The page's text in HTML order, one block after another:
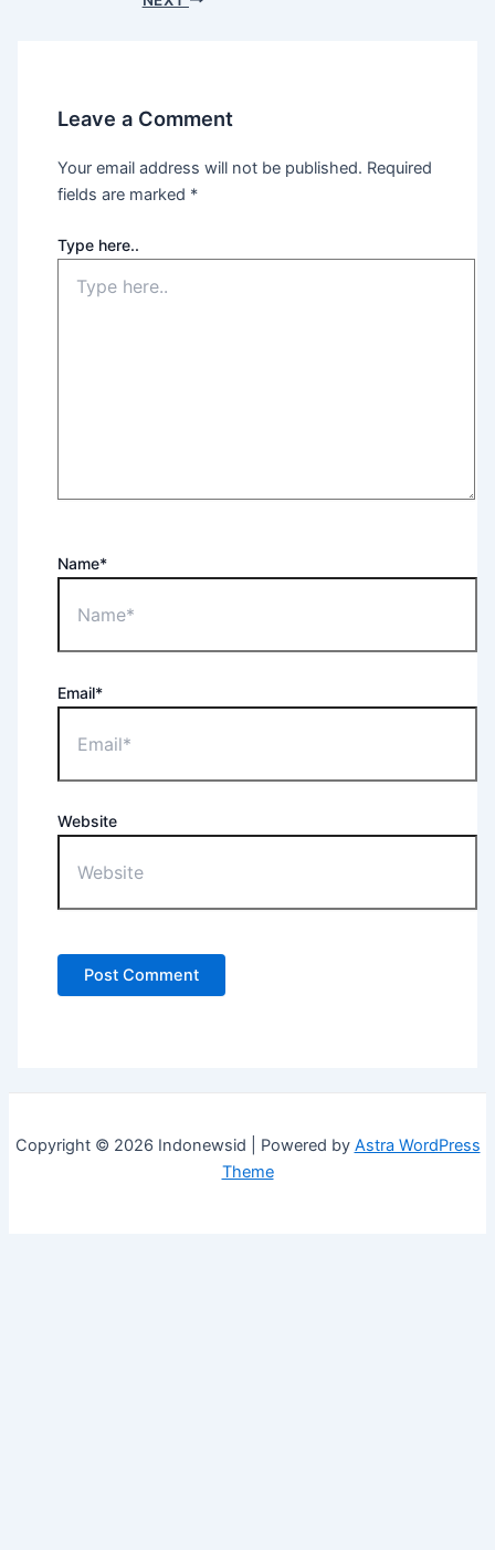
Leave a Comment
Your email address will not be published. Required
fields are marked *
Type here..
Name*
Email*
Website
Copyright © 2026 Indonewsid | Powered by Astra WordPress
Theme